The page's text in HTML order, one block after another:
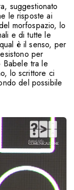
suggestionato
le risposte ai
morfospazio, lo
e di tutte le
è il senso, per
per
Babele tra le
lo scrittore ci
del possibile